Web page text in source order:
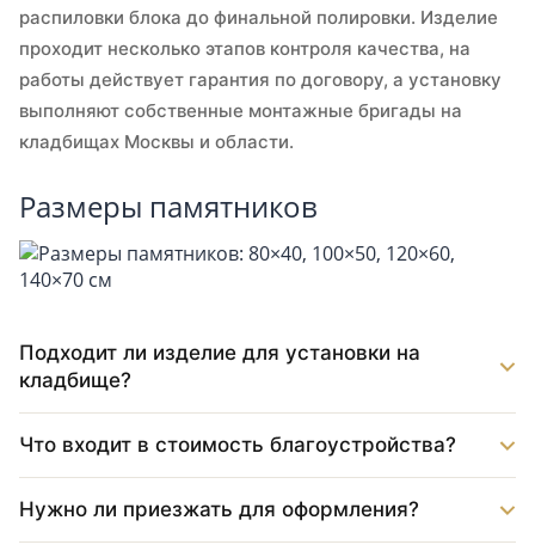
распиловки блока до финальной полировки. Изделие
проходит несколько этапов контроля качества, на
работы действует гарантия по договору, а установку
выполняют собственные монтажные бригады на
кладбищах Москвы и области.
Размеры памятников
Подходит ли изделие для установки на
кладбище?
Что входит в стоимость благоустройства?
Нужно ли приезжать для оформления?